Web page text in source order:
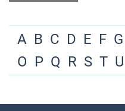
A B C D E F G
O P Q R S T U